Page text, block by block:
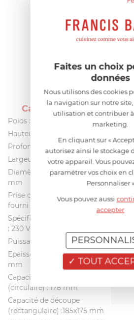
lame.
est
Caractéristiques
Poids : 22 kg
Hauteur [B] :420 mm
Profondeur [C] :515 mm
Largeur [A] :505 mm
Diamètre de la lame : 250
mm
Prise de courant : Cable
fourni avec prise EU
Spécifications électriques
: 230 V 50 Hz
Puissance moteur : 0,19 kW
Epaisseur de coupe : 0 - 14
mm
Capacité de découpe
(circulaire) : 178 mm
Capacité de découpe
(rectangulaire) :185x175 mm
Faites un choix
données
Nous utilisons des cookies
la navigation sur notre
utilisation et contribuer
marketing.
En cliquant sur «
autorisez ainsi le stockage
votre appareil. Vous
paramétrer vos choix en
Personnaliser »
Vous pouvez aussi
accepter
TOUT